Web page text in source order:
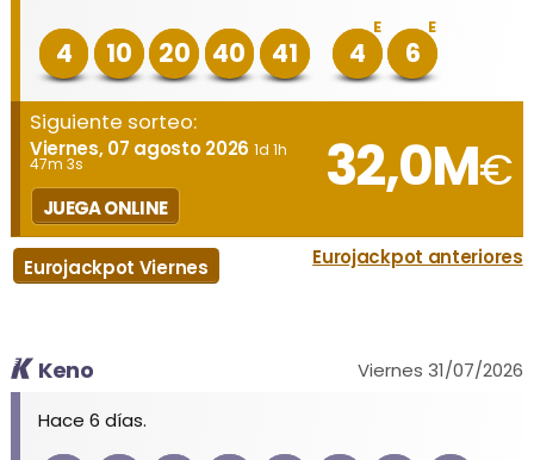
4 10 20 40 41
E
4
E
6
Siguiente sorteo:
Viernes, 07 agosto 2026 1d 1h
47m 3s
JUEGA ONLINE
32,0M€
Eurojackpot Viernes Eurojackpot anteriores
Keno
Viernes 31/07/2026
Hace 6 días.